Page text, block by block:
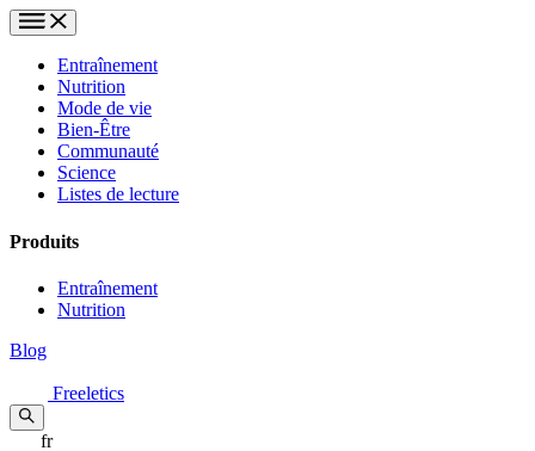
Entraînement
Nutrition
Mode de vie
Bien-Être
Communauté
Science
Listes de lecture
Produits
Entraînement
Nutrition
Blog
Freeletics
fr